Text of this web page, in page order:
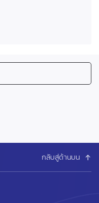
กลับสู่ด้านบน